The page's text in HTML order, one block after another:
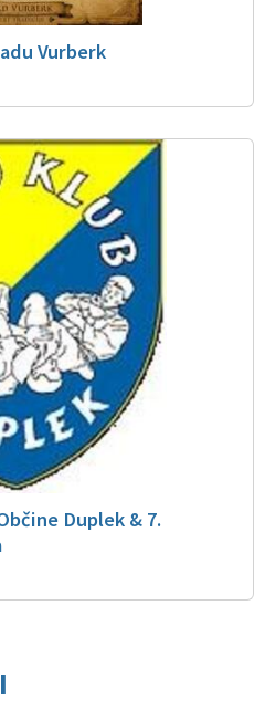
Vurberk
Duplek & 7.